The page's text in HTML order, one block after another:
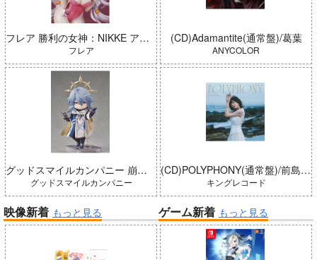
フレア 勝利の女神：NIKKE アリス：ワンダーランドバニー 完成品
フレア
グッドスマイルカンパニー 崩壊：スターレイル ねんどろいどどーる サンデー 完成品
グッドスマイルカンパニー
(CD)Adamantite(通常盤)/葛葉
ANYCOLOR
(CD)POLYPHONY(通常盤)/前島亜美
キングレコード
映像新着 もっと見る ゲーム新着 もっと見る